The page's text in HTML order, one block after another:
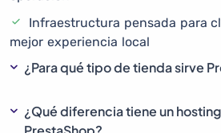
Infraestructura pensada para
mejor experiencia local
¿Para qué tipo de tienda sirve
¿Qué diferencia tiene un